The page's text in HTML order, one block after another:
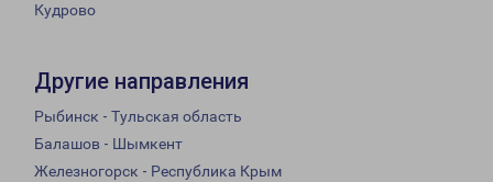
Кудрово
Другие направления
Рыбинск - Тульская область
Балашов - Шымкент
Железногорск - Республика Крым